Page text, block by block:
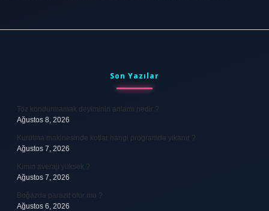
Son Yazılar
Toz kondurmamak deyiminin anlamı nedir ?
Ağustos 8, 2026
Kurutma makinesinde kotlar hangi programda yıkanır ?
Ağustos 7, 2026
Kimin averajı yüksek ?
Ağustos 7, 2026
Boğazda parazit olur mu ?
Ağustos 6, 2026